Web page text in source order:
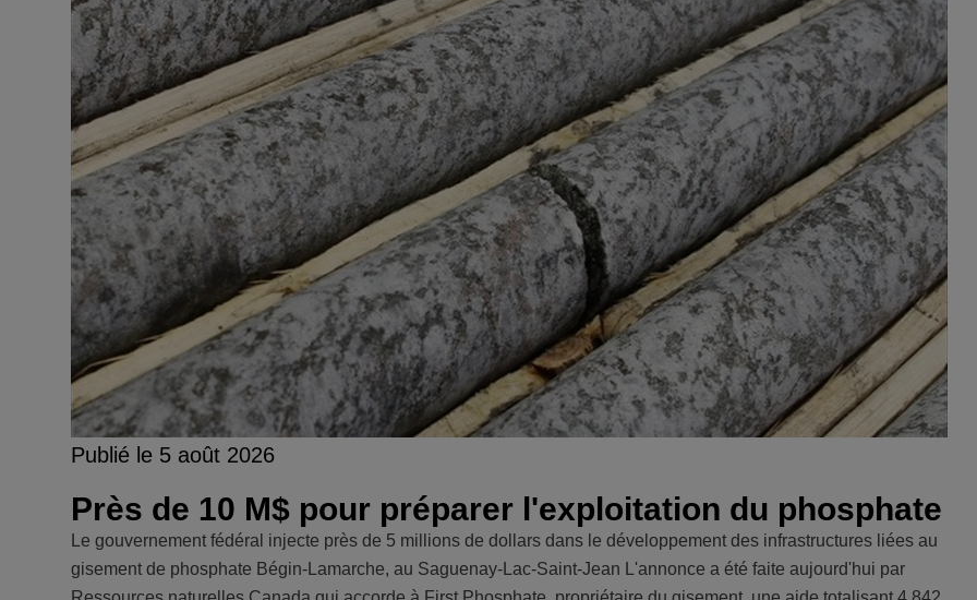
Publié le 5 août 2026
Près de 10 M$ pour préparer l'exploitation du phosphate
Le gouvernement fédéral injecte près de 5 millions de dollars dans le développement des infrastructures liées au
gisement de phosphate Bégin-Lamarche, au Saguenay-Lac-Saint-Jean L'annonce a été faite aujourd'hui par